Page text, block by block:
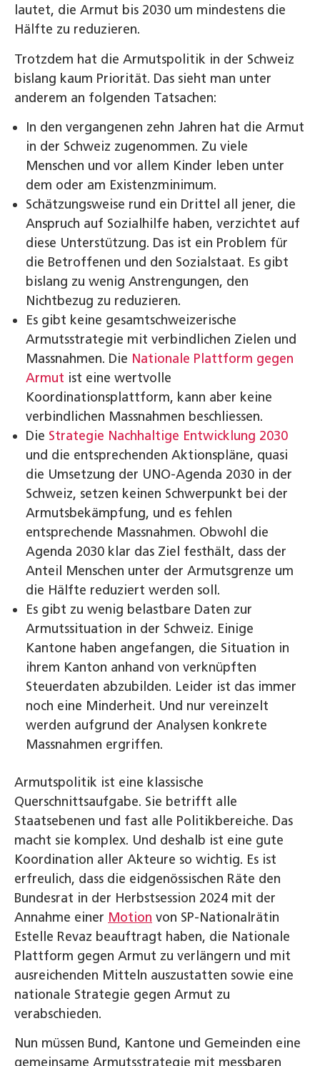
lautet, die Armut bis 2030 um mindestens die
Hälfte zu reduzieren.
Trotzdem hat die Armutspolitik in der Schweiz
bislang kaum Priorität. Das sieht man unter
anderem an folgenden Tatsachen:
In den vergangenen zehn Jahren hat die Armut
in der Schweiz zugenommen. Zu viele
Menschen und vor allem Kinder leben unter
dem oder am Existenzminimum.
Schätzungsweise rund ein Drittel all jener, die
Anspruch auf Sozialhilfe haben, verzichtet auf
diese Unterstützung. Das ist ein Problem für
die Betroffenen und den Sozialstaat. Es gibt
bislang zu wenig Anstrengungen, den
Nichtbezug zu reduzieren.
Es gibt keine gesamtschweizerische
Armutsstrategie mit verbindlichen Zielen und
Massnahmen. Die Nationale Plattform gegen
Armut ist eine wertvolle
Koordinationsplattform, kann aber keine
verbindlichen Massnahmen beschliessen.
Die Strategie Nachhaltige Entwicklung 2030
und die entsprechenden Aktionspläne, quasi
die Umsetzung der UNO-Agenda 2030 in der
Schweiz, setzen keinen Schwerpunkt bei der
Armutsbekämpfung, und es fehlen
entsprechende Massnahmen. Obwohl die
Agenda 2030 klar das Ziel festhält, dass der
Anteil Menschen unter der Armutsgrenze um
die Hälfte reduziert werden soll.
Es gibt zu wenig belastbare Daten zur
Armutssituation in der Schweiz. Einige
Kantone haben angefangen, die Situation in
ihrem Kanton anhand von verknüpften
Steuerdaten abzubilden. Leider ist das immer
noch eine Minderheit. Und nur vereinzelt
werden aufgrund der Analysen konkrete
Massnahmen ergriffen.
Armutspolitik ist eine klassische
Querschnittsaufgabe. Sie betrifft alle
Staatsebenen und fast alle Politikbereiche. Das
macht sie komplex. Und deshalb ist eine gute
Koordination aller Akteure so wichtig. Es ist
erfreulich, dass die eidgenössischen Räte den
Bundesrat in der Herbstsession 2024 mit der
Annahme einer Motion von SP-Nationalrätin
Estelle Revaz beauftragt haben, die Nationale
Plattform gegen Armut zu verlängern und mit
ausreichenden Mitteln auszustatten sowie eine
nationale Strategie gegen Armut zu
verabschieden.
Nun müssen Bund, Kantone und Gemeinden eine
gemeinsame Armutsstrategie mit messbaren